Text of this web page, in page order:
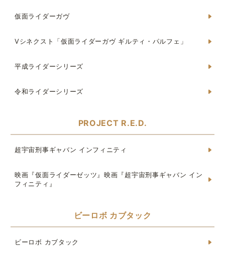
仮面ライダーガヴ
Vシネクスト「仮面ライダーガヴ ギルティ・パルフェ」
平成ライダーシリーズ
令和ライダーシリーズ
PROJECT R.E.D.
超宇宙刑事ギャバン インフィニティ
映画『仮面ライダーゼッツ』映画『超宇宙刑事ギャバン イン
フィニティ』
ビーロボ カブタック
ビーロボ カブタック